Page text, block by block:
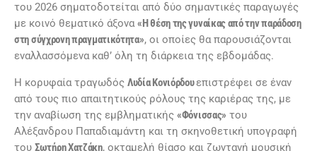
του 2026 σηματοδοτείται από δύο σημαντικές παραγωγές
με κοινό θεματικό άξονα«Η θέση της γυναίκας από την παράδοση
στη σύγχρονη πραγματικότητα», οι οποίες θα παρουσιάζονται
εναλλασσόμενα καθ’ όλη τη διάρκεια της εβδομάδας.
Η κορυφαία τραγωδός Λυδία Κονιόρδουεπιστρέφει σε έναν
από τους πιο απαιτητικούς ρόλους της καριέρας της, με
την αναβίωση της εμβληματικής «Φόνισσας» του
Αλέξανδρου Παπαδιαμάντη και τη σκηνοθετική υπογραφή
του Σωτήρη Χατζάκη, οκταμελή θίασο και ζωντανή μουσική